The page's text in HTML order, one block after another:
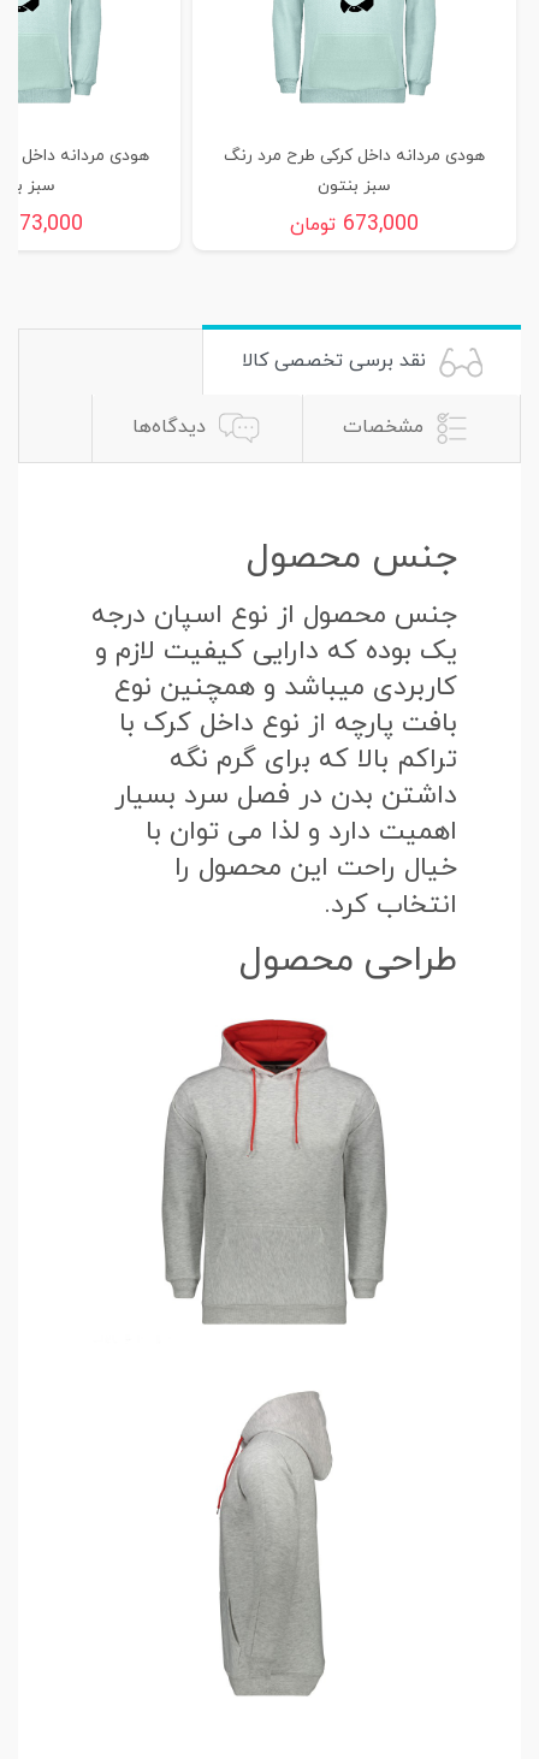
هودی مردانه داخل کرکی طرح مرد رنگ
سبز بنتون
673,000 تومان
هودی مردانه داخل
سبز
673,000
نقد برسی تخصصی کالا
مشخصات دیدگاه‌ها
جنس محصول
جنس محصول از نوع اسپان درجه
یک بوده که دارایی کیفیت لازم و
کاربردی میباشد و همچنین نوع
بافت پارچه از نوع داخل کرک با
تراکم بالا که برای گرم نگه
داشتن بدن در فصل سرد بسیار
اهمیت دارد و لذا می توان با
خیال راحت این محصول را
انتخاب کرد.
طراحی محصول